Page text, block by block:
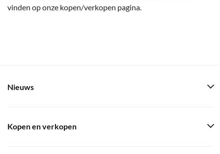
vinden op onze kopen/verkopen pagina.
Nieuws
Kopen en verkopen